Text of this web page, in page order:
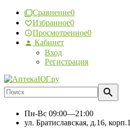
Сравнение0
Избранное0
Просмотренное0
Кабинет
Вход
Регистрация
Пн-Вс 09:00—21:00
ул. Братиславская, д.16, корп.1